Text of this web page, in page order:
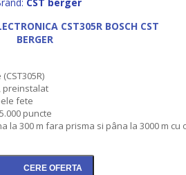
CST305R BOSCH CST
BERGER
preinstalat
fete
puncte
la 300 m fara prisma si pâna la 3000 m cu